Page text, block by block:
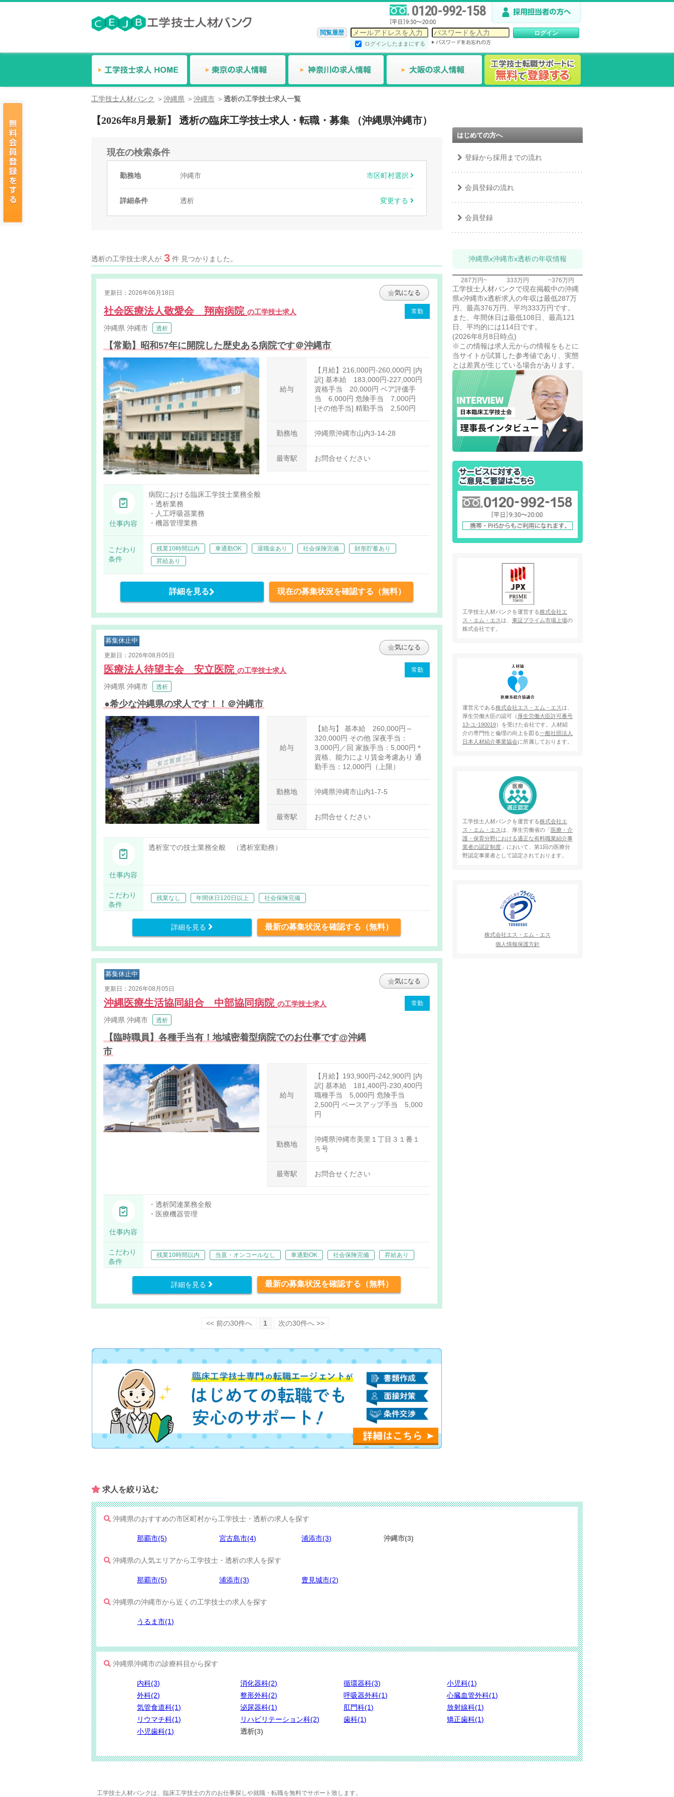
0120-992-158
閲覧履歴
ログインしたままにする
工学技士人材バンク 沖縄県 沖縄市 透析の工学技士求人一覧
【2026年8月最新】 透析の臨床工学技士求人・転職・募集 （沖縄県沖縄市）
現在の検索条件
勤務地 沖縄市 市区町村選択
詳細条件 透析 変更する
透析の工学技士求人が 3 件 見つかりました。
更新日：2026年06月18日 気になる
社会医療法人敬愛会 翔南病院 の工学技士求人 常勤
沖縄県 沖縄市 透析
【常勤】昭和57年に開院した歴史ある病院です＠沖縄市
給与
【月給】216,000円-260,000円 [内
訳] 基本給 183,000円-227,000円
資格手当 20,000円 ベア評価手
当 6,000円 危険手当 7,000円
[その他手当] 精勤手当 2,500円
勤務地 沖縄県沖縄市山内3-14-28
最寄駅 お問合せください
仕事内容
病院における臨床工学技士業務全般
・透析業務
・人工呼吸器業務
・機器管理業務
こだわり
条件
残業10時間以内 車通勤OK 退職金あり 社会保険完備
財形貯蓄あり
昇給あり
詳細を見る 現在の募集状況を確認する（無料）
募集休止中
更新日：2026年08月05日
気になる
医療法人待望主会 安立医院 の工学技士求人 常勤
沖縄県 沖縄市 透析
●希少な沖縄県の求人です！！＠沖縄市
給与
【給与】 基本給 260,000円～
320,000円 その他 深夜手当：
3,000円／回 家族手当：5,000円＊
資格、能力により賃金考慮あり 通
勤手当：12,000円（上限）
勤務地 沖縄県沖縄市山内1-7-5
最寄駅 お問合せください
仕事内容
透析室での技士業務全般 （透析室勤務）
こだわり
条件
残業なし 年間休日120日以上 社会保険完備
詳細を見る 最新の募集状況を確認する（無料）
募集休止中
更新日：2026年08月05日
気になる
沖縄医療生活協同組合 中部協同病院 の工学技士求人 常勤
沖縄県 沖縄市 透析
【臨時職員】各種手当有！地域密着型病院でのお仕事です@沖縄
市
給与
【月給】193,900円-242,900円 [内
訳] 基本給 181,400円-230,400円
職種手当 5,000円 危険手当
2,500円 ベースアップ手当 5,000
円
勤務地
沖縄県沖縄市美里１丁目３１番１
５号
最寄駅 お問合せください
仕事内容
・透析関連業務全般
・医療機器管理
こだわり
条件
残業10時間以内 当直・オンコールなし 車通勤OK 社会保険完備 昇給あり
詳細を見る 最新の募集状況を確認する（無料）
<< 前の30件へ 1 次の30件へ >>
はじめての方へ
登録から採用までの流れ
会員登録の流れ
会員登録
沖縄県x沖縄市x透析の年収情報
287万円~ 333万円 ~376万円
工学技士人材バンクで現在掲載中の沖縄
県x沖縄市x透析求人の年収は最低287万
円、最高376万円、平均333万円です。
また、年間休日は最低108日、最高121
日、平均的には114日です。
(2026年8月8日時点)
※この情報は求人元からの情報をもとに
当サイトが試算した参考値であり、実態
とは差異が生じている場合があります。
工学技士人材バンクを運営する株式会社エ
ス・エム・エスは、 東証プライム市場上場の
株式会社です。
運営元である株式会社エス・エム・エスは、
厚生労働大臣の認可（ 厚生労働大臣許可番号
13-ユ-190019）を受けた会社です。人材紹
介の専門性と倫理の向上を図る一般社団法人
日本人材紹介事業協会に所属しております。
工学技士人材バンクを運営する株式会社エ
ス・エム・エスは、厚生労働省の「 医療・介
護・保育分野における適正な有料職業紹介事
業者の認定制度」において、第1回の医療分
野認定事業者として認定されております。
株式会社エス・エム・エス
個人情報保護方針
求人を​絞り込む
沖縄県のおすすめの市区町村から工学技士・透析の求人を探す
那覇市(5) 宮古島市(4) 浦添市(3) 沖縄市(3)
沖縄県の人気エリアから工学技士・透析の求人を探す
那覇市(5) 浦添市(3) 豊見城市(2)
沖縄県の沖縄市から近くの工学技士の求人を探す
うるま市(1)
沖縄県沖縄市の診療科目から探す
内科(3) 消化器科(2) 循環器科(3)
小児科(1)
外科(2)
整形外科(2) 呼吸器外科(1)
心臓血管外科(1)
気管食道科(1)
泌尿器科(1) 肛門科(1)
放射線科(1)
リウマチ科(1)
リハビリテーション科(2) 歯科(1)
矯正歯科(1)
小児歯科(1)
透析(3)
工学技士人材バンクは、臨床工学技士の方のお仕事探しや就職・転職を無料でサポート致します。